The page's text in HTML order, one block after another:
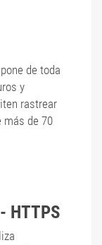
de toda
y
rastrear
más de 70
HTTPS